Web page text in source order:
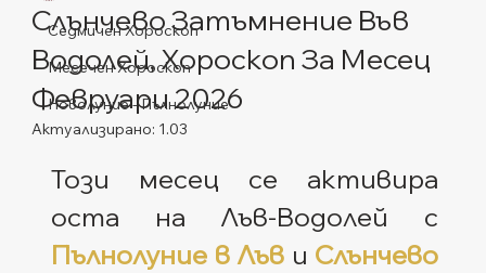
Седмичен Хороскоп
Месечен Хороскоп
Новолуние - Пълнолуние
Слънчево Затъмнение Във
Водолей, Хороскоп За Месец
Февруари 2026
Актуализирано: 1.03
Този месец се активира
Пълнолуние в Лъв и Слънчево